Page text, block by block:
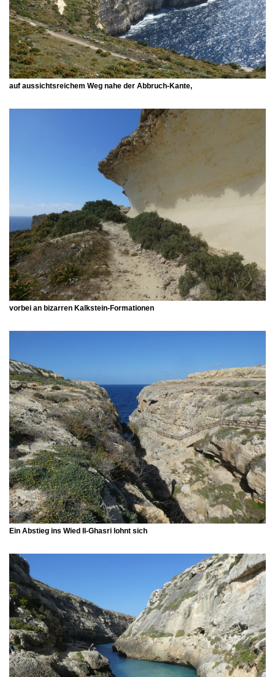
auf aussichtsreichem Weg nahe der Abbruch-Kante,
vorbei an bizarren Kalkstein-Formationen
Ein Abstieg ins Wied Il-Ghasri lohnt sich